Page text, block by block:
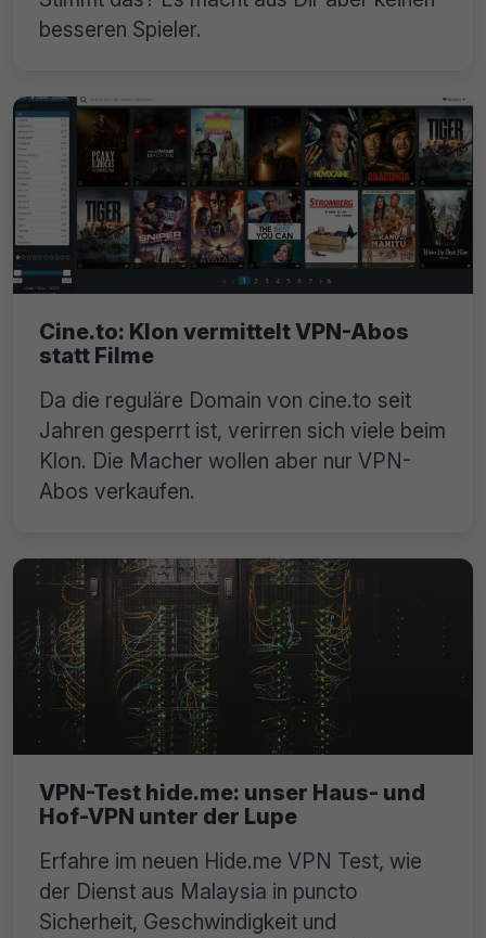
besseren Spieler.
Cine.to: Klon vermittelt VPN-Abos
statt Filme
Da die reguläre Domain von cine.to seit
Jahren gesperrt ist, verirren sich viele beim
Klon. Die Macher wollen aber nur VPN-
Abos verkaufen.
VPN-Test hide.me: unser Haus- und
Hof-VPN unter der Lupe
Erfahre im neuen Hide.me VPN Test, wie
der Dienst aus Malaysia in puncto
Sicherheit, Geschwindigkeit und